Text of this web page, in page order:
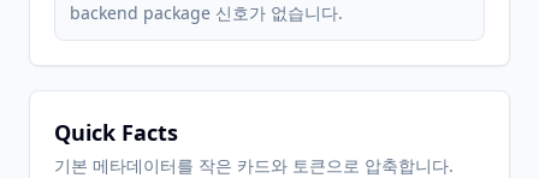
backend package 신호가 없습니다.
Quick Facts
기본 메타데이터를 작은 카드와 토큰으로 압축합니다.